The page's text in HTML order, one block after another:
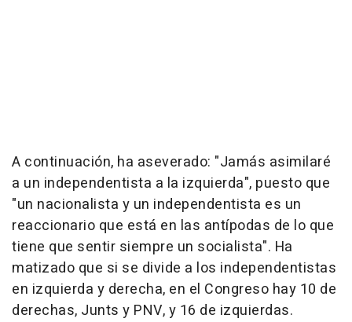
A continuación, ha aseverado: "Jamás asimilaré
a un independentista a la izquierda", puesto que
"un nacionalista y un independentista es un
reaccionario que está en las antípodas de lo que
tiene que sentir siempre un socialista". Ha
matizado que si se divide a los independentistas
en izquierda y derecha, en el Congreso hay 10 de
derechas, Junts y PNV, y 16 de izquierdas.